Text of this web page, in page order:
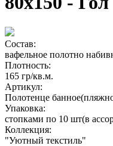
Состав:
вафельное полотно
Плотность:
165 гр/кв.м.
Артикул:
Полотенце
Упаковка:
стопками по 10 шт(в
Коллекция:
"Уютный текстиль"